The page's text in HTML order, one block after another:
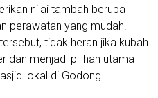
nilai tambah berupa
perawatan yang mudah.
tidak heran jika kubah
dan menjadi pilihan utama
lokal di Godong.